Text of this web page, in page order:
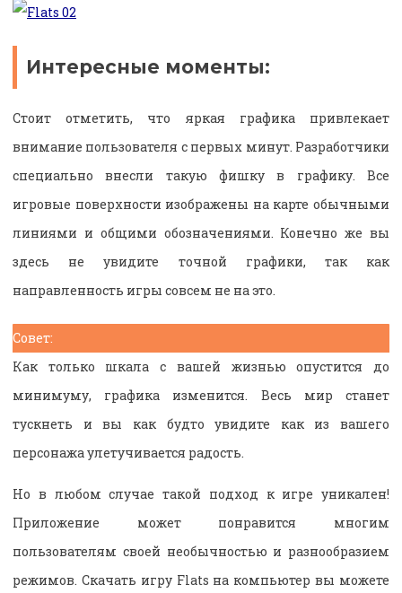
Интересные моменты:
Стоит отметить, что яркая графика привлекает
внимание пользователя с первых минут. Разработчики
специально внесли такую фишку в графику. Все
игровые поверхности изображены на карте обычными
линиями и общими обозначениями. Конечно же вы
здесь не увидите точной графики, так как
направленность игры совсем не на это.
Совет:
Как только шкала с вашей жизнью опустится до
минимуму, графика изменится. Весь мир станет
тускнеть и вы как будто увидите как из вашего
персонажа улетучивается радость.
Но в любом случае такой подход к игре уникален!
Приложение может понравится многим
пользователям своей необычностью и разнообразием
режимов. Скачать игру Flats на компьютер вы можете